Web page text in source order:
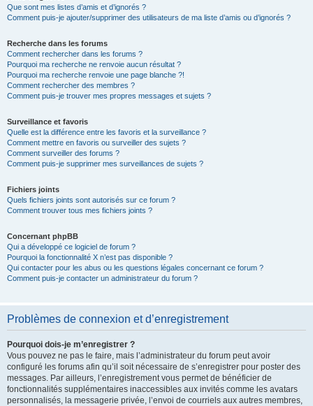
Que sont mes listes d’amis et d’ignorés ?
Comment puis-je ajouter/supprimer des utilisateurs de ma liste d’amis ou d’ignorés ?
Recherche dans les forums
Comment rechercher dans les forums ?
Pourquoi ma recherche ne renvoie aucun résultat ?
Pourquoi ma recherche renvoie une page blanche ?!
Comment rechercher des membres ?
Comment puis-je trouver mes propres messages et sujets ?
Surveillance et favoris
Quelle est la différence entre les favoris et la surveillance ?
Comment mettre en favoris ou surveiller des sujets ?
Comment surveiller des forums ?
Comment puis-je supprimer mes surveillances de sujets ?
Fichiers joints
Quels fichiers joints sont autorisés sur ce forum ?
Comment trouver tous mes fichiers joints ?
Concernant phpBB
Qui a développé ce logiciel de forum ?
Pourquoi la fonctionnalité X n’est pas disponible ?
Qui contacter pour les abus ou les questions légales concernant ce forum ?
Comment puis-je contacter un administrateur du forum ?
Problèmes de connexion et d’enregistrement
Pourquoi dois-je m’enregistrer ?
Vous pouvez ne pas le faire, mais l’administrateur du forum peut avoir
configuré les forums afin qu’il soit nécessaire de s’enregistrer pour poster des
messages. Par ailleurs, l’enregistrement vous permet de bénéficier de
fonctionnalités supplémentaires inaccessibles aux invités comme les avatars
personnalisés, la messagerie privée, l’envoi de courriels aux autres membres,